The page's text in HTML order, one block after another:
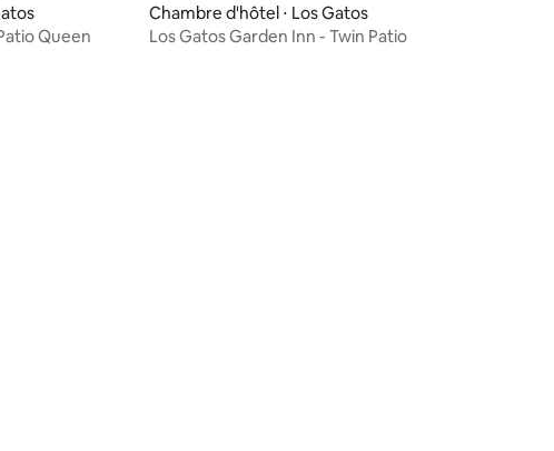
: 4,54 sur 5
Queen
Chambre d'hôtel ⋅ Los Gatos
Los Gatos Garden Inn - Twin Patio